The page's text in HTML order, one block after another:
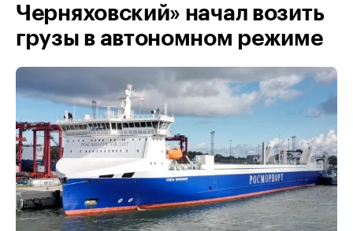
Черняховский» начал возить
грузы в автономном режиме